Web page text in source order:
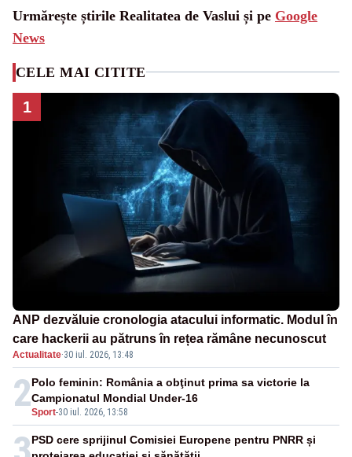
Urmărește știrile Realitatea de Vaslui și pe Google
News
CELE MAI CITITE
1
ANP dezvăluie cronologia atacului informatic. Modul în
care hackerii au pătruns în rețea rămâne necunoscut
Actualitate·30 iul. 2026, 13:48
2Sport-30 iul. 2026, 13:58
Polo feminin: România a obţinut prima sa victorie la
Campionatul Mondial Under-16
PSD cere sprijinul Comisiei Europene pentru PNRR și